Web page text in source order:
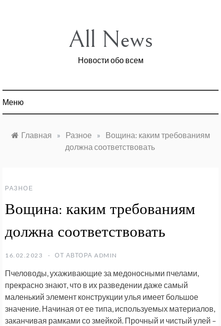
All News
Новости обо всем
Меню
Главная » Разное »
Вощина: каким требованиям
должна соответствовать
РАЗНОЕ
Вощина: каким требованиям
должна соответствовать
16.02.2023 ОТ АВТОРА ADMIN
Пчеловоды, ухаживающие за медоносными пчелами,
прекрасно знают, что в их разведении даже самый
маленький элемент конструкции улья имеет большое
значение. Начиная от ее типа, используемых материалов,
заканчивая рамками со змейкой. Прочный и чистый улей –